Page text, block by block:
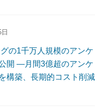
の1千万人規模のアンケ
開 ―月間3億超のアンケ
構築、長期的コスト削減